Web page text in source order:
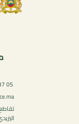
05 37 75 61 62 - 05 37 75 88 53